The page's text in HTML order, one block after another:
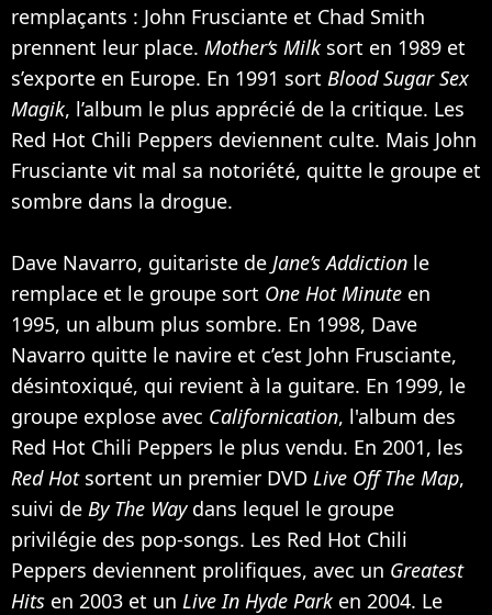
remplaçants : John Frusciante et Chad Smith
prennent leur place. Mother‘s Milk sort en 1989 et
s’exporte en Europe. En 1991 sort Blood Sugar Sex
Magik, l’album le plus apprécié de la critique. Les
Red Hot Chili Peppers deviennent culte. Mais John
Frusciante vit mal sa notoriété, quitte le groupe et
sombre dans la drogue.
Dave Navarro, guitariste de Jane’s Addiction le
remplace et le groupe sort One Hot Minute en
1995, un album plus sombre. En 1998, Dave
Navarro quitte le navire et c’est John Frusciante,
désintoxiqué, qui revient à la guitare. En 1999, le
groupe explose avec Californication, l'album des
Red Hot Chili Peppers le plus vendu. En 2001, les
Red Hot sortent un premier DVD Live Off The Map,
suivi de By The Way dans lequel le groupe
privilégie des pop-songs. Les Red Hot Chili
Peppers deviennent prolifiques, avec un Greatest
Hits en 2003 et un Live In Hyde Park en 2004. Le